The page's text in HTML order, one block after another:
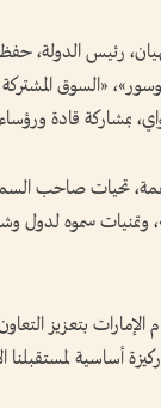
رئيس الدولة، حفظه
«السوق المشتركة
بمشاركة قادة
تحيات صاحب
وتمنيات سموه لدول
الإمارات بتعزيز
ركيزة أساسية